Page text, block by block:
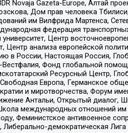
Novaja Gazeta-Europe, Алтай
Дом прав человека
им Вилфрида Мартенса,
федерация
Центр
анализа европейской
в России, Настоящая Россия,
Фонд глобальной
Ресурсный Центр,
Европа, Германское
и миротворчества, Форум
Антальи, Открытый диалог,
международных отношений
Феминистское антивоенное
демократическая Лига